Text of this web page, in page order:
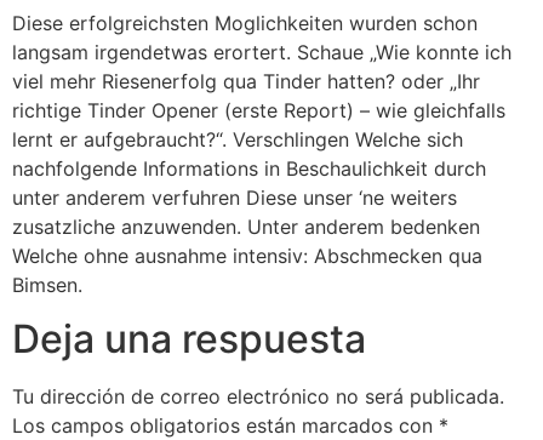
Diese erfolgreichsten Moglichkeiten wurden schon
langsam irgendetwas erortert. Schaue „Wie konnte ich
viel mehr Riesenerfolg qua Tinder hatten? oder „Ihr
richtige Tinder Opener (erste Report) – wie gleichfalls
lernt er aufgebraucht?“. Verschlingen Welche sich
nachfolgende Informations in Beschaulichkeit durch
unter anderem verfuhren Diese unser ‘ne weiters
zusatzliche anzuwenden. Unter anderem bedenken
Welche ohne ausnahme intensiv: Abschmecken qua
Bimsen.
Deja una respuesta
Tu dirección de correo electrónico no será publicada.
Los campos obligatorios están marcados con *